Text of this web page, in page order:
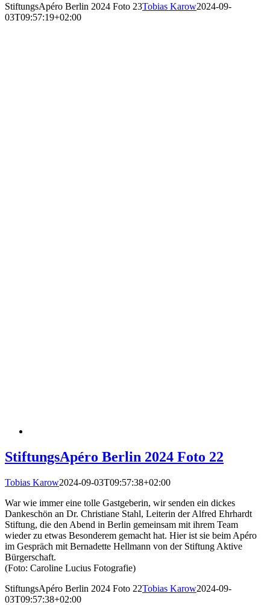
StiftungsApéro Berlin 2024 Foto 23Tobias Karow2024-09-
03T09:57:19+02:00
StiftungsApéro Berlin 2024 Foto 22
Tobias Karow2024-09-03T09:57:38+02:00
War wie immer eine tolle Gastgeberin, wir senden ein dickes
Dankeschön an Dr. Christiane Stahl, Leiterin der Alfred Ehrhardt
Stiftung, die den Abend in Berlin gemeinsam mit ihrem Team
wieder zu etwas Besonderem gemacht hat. Hier ist sie beim Apéro
im Gespräch mit Bernadette Hellmann von der Stiftung Aktive
Bürgerschaft.
(Foto: Caroline Lucius Fotografie)
StiftungsApéro Berlin 2024 Foto 22Tobias Karow2024-09-
03T09:57:38+02:00